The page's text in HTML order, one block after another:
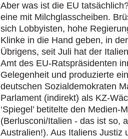
Aber was ist die EU
eine mit Milchglasscheiben.
sich Lobbyisten, hohe
Klinke in die Hand geben, in
Übrigens, seit Juli hat der
Amt des EU-Ratspräsidenten
Gelegenheit und produzierte
deutschen Sozialdemokraten
Parlament (indirekt) als KZ-
‘Spiegel’ betitelte den Medien-
(Berlusconi/Italien - das ist so,
Australien!). Aus Italiens Justiz